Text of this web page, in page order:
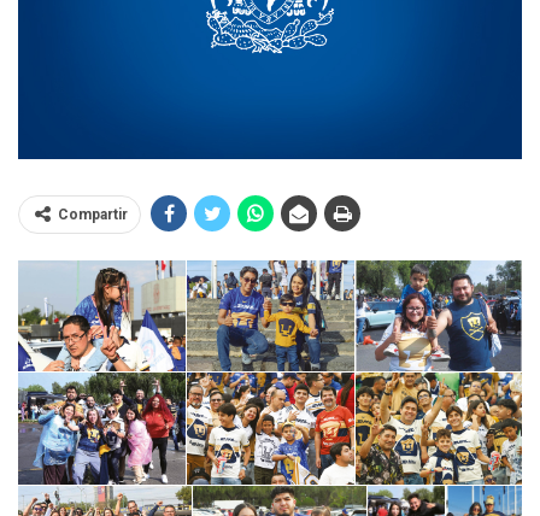
Compartir